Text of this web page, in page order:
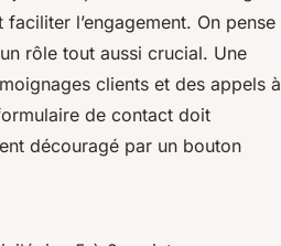
l’engagement. On pense
rôle tout aussi crucial. Une
clients et des appels à
de contact doit
découragé par un bouton